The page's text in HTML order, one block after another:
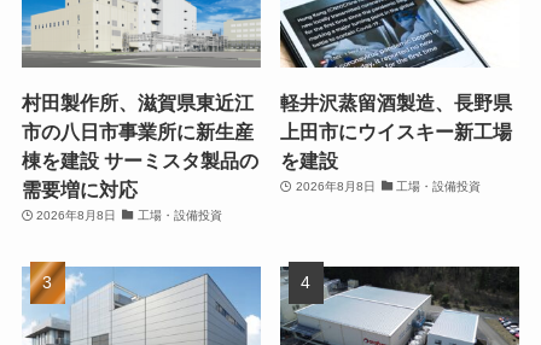
村田製作所、滋賀県東近江
市の八日市事業所に新生産
棟を建設 サーミスタ製品の
需要増に対応
2026年8月8日 工場・設備投資
軽井沢蒸留酒製造、長野県
上田市にウイスキー新工場
を建設
2026年8月8日 工場・設備投資